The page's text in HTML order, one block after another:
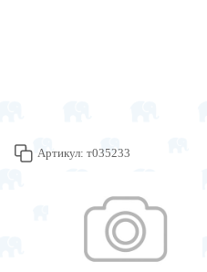
Артикул: т035233